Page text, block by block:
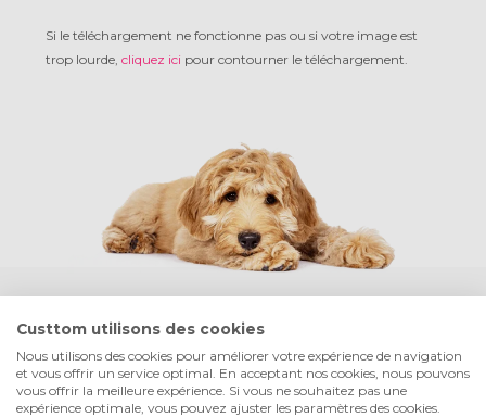
Si le téléchargement ne fonctionne pas ou si votre image est
trop lourde, cliquez ici pour contourner le téléchargement.
Hé ! Moi, c'est Tom, le chien
de l'entreprise
Custtom utilisons des cookies
Nous utilisons des cookies pour améliorer votre expérience de navigation
et vous offrir un service optimal. En acceptant nos cookies, nous pouvons
vous offrir la meilleure expérience. Si vous ne souhaitez pas une
expérience optimale, vous pouvez ajuster les paramètres des cookies.